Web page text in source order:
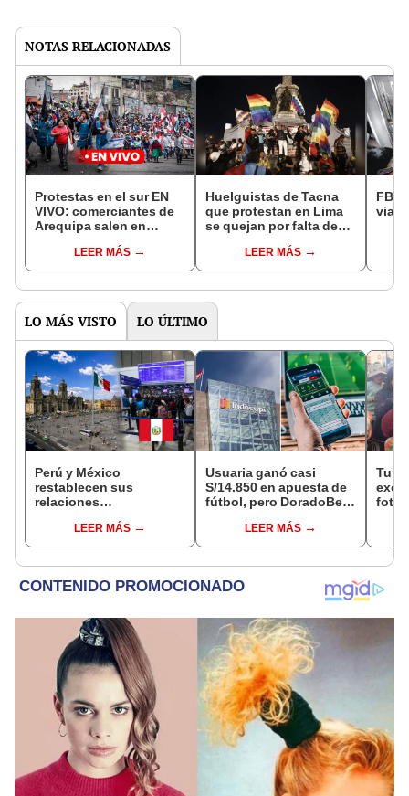
NOTAS RELACIONADAS
Protestas en el sur EN
VIVO: comerciantes de
Arequipa salen en
desabastecimiento de
gas en Puno
LEER MÁS
Huelguistas de Tacna
que protestan en Lima
se quejan por falta de
LEER MÁS
FBC
LO MÁS VISTO LO ÚLTIMO
Perú y México
restablecen sus
relaciones
anulan los visados?
LEER MÁS
Usuaria ganó casi
S/14.850 en apuesta de
fútbol, pero DoradoBet
Indecopi multó a la
empresa con más de S/
LEER MÁS